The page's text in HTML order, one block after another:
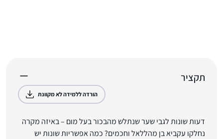
תקציר
הורדה ללמידה לא מקוונת
דעות שונות לגבי שער שנתלש מהבכור בעל מום – באיזה מקרה
נחלקו עקביא בן מהללאל וחכמים? כמה אפשריות שונות יש